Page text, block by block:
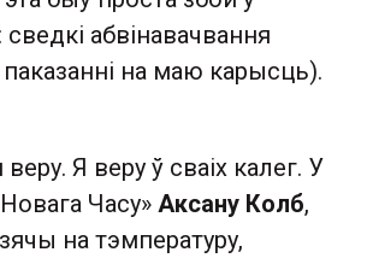
сведкі абвінавачвання
паказанні на маю карысць).
Я веру ў сваіх калег. У
Часу» Аксану Колб,
на тэмпературу,